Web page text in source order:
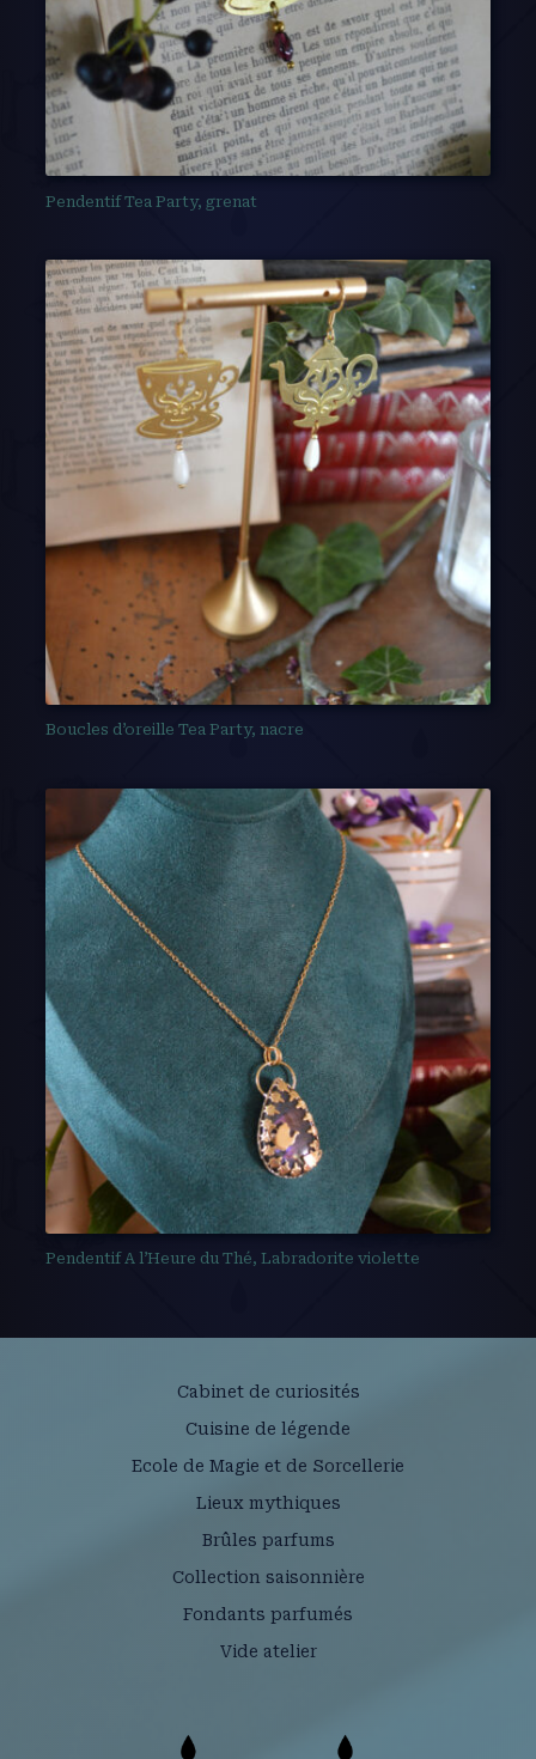
Pendentif Tea Party, grenat
Boucles d’oreille Tea Party, nacre
Pendentif A l’Heure du Thé, Labradorite violette
Cabinet de curiosités
Cuisine de légende
Ecole de Magie et de Sorcellerie
Lieux mythiques
Brûles parfums
Collection saisonnière
Fondants parfumés
Vide atelier